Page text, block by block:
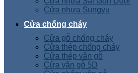
Cửa nhựa Sungyu
Cửa chống cháy
Cửa gỗ chống cháy
Cửa thép chống cháy
Cửa thép vân gỗ
Cửa vân gỗ 5D